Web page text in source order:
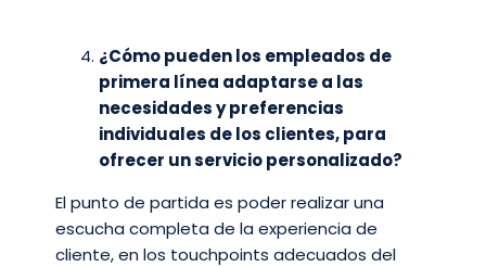
¿Cómo pueden los empleados de
primera línea adaptarse a las
necesidades y preferencias
individuales de los clientes, para
ofrecer un servicio personalizado?
El punto de partida es poder realizar una
escucha completa de la experiencia de
cliente, en los touchpoints adecuados del